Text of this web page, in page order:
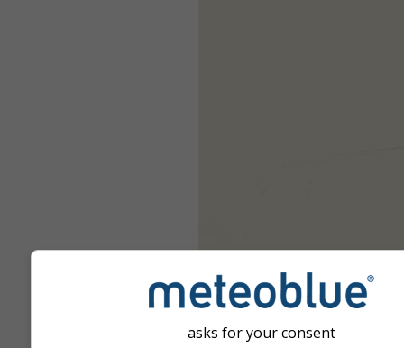
asks for your consent